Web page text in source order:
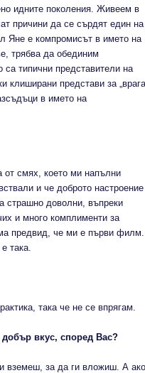
идните поколения. Живеем в
причини да се сърдят един на
Яне е компромисът в името на
трябва да обединим
типични представители на
клиширани представи за
в името на
от смях, което ми напълни
и че доброто настроение
страшно доволни, въпреки
и много комплименти за
предвид, че ми е първи филм.
така.
така че не се впрягам.
добър вкус, според Вас?
вземеш, за да ги вложиш. А ако